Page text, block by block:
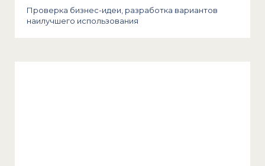
Проверка бизнес-идеи, разработка вариантов
наилучшего использования